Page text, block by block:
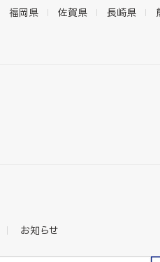
福岡県
佐賀県 長崎県
お知らせ